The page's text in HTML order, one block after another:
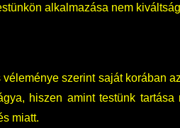
alkalmazása nem
véleménye szerint saját korában
hiszen amint testünk
miatt.